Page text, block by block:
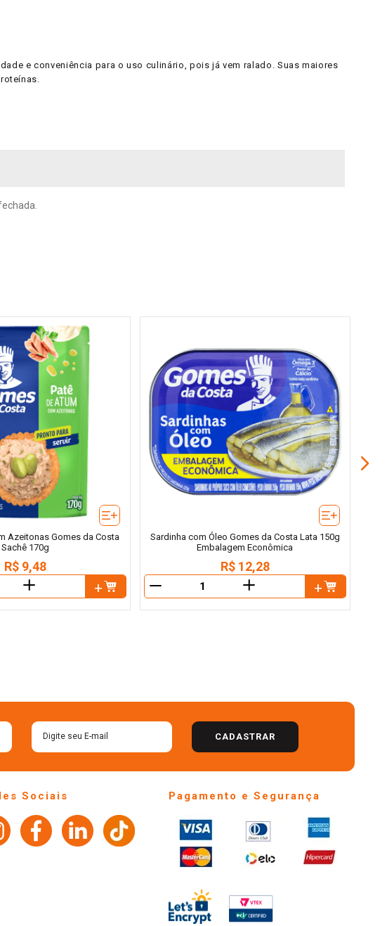
e conveniência para o uso culinário, pois já vem ralado. Suas maiores
Azeitonas Gomes da Costa
Sachê 170g
R$ 9,48
＋
Sardinha com Óleo Gomes da Costa Lata 150g
Embalagem Econômica
R$ 12,28
＋
CADASTRAR
Sociais Pagamento e Segurança